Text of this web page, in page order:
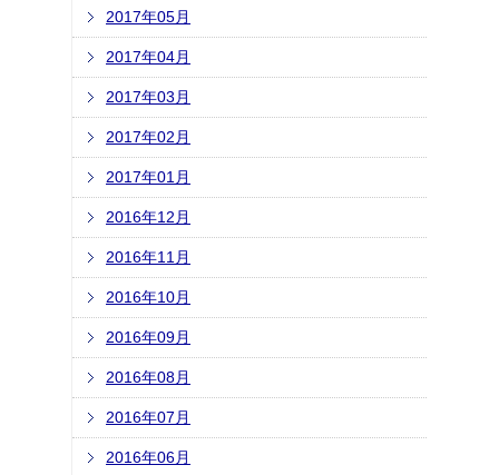
2017年05月
2017年04月
2017年03月
2017年02月
2017年01月
2016年12月
2016年11月
2016年10月
2016年09月
2016年08月
2016年07月
2016年06月